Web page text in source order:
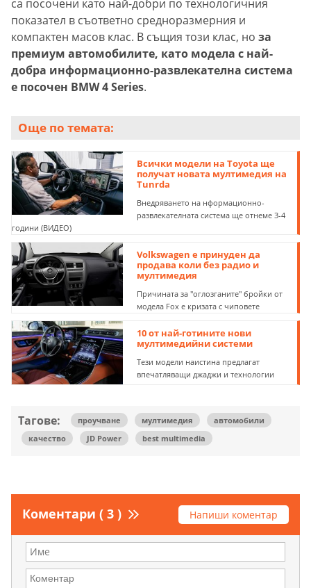
са посочени като най-добри по технологичния
показател в съответно средноразмерния и
компактен масов клас. В същия този клас, но за
премиум автомобилите, като модела с най-
добра информационно-развлекателна система
е посочен BMW 4 Series.
Още по темата:
Всички модели на Toyota ще
получат новата мултимедия на
Tunrda
Внедряването на нформационно-
развлекателната система ще отнеме 3-4
години (ВИДЕО)
Volkswagen е принуден да
продава коли без радио и
мултимедия
Причината за "оглозганите" бройки от
модела Fox е кризата с чиповете
10 от най-готините нови
мултимедийни системи
Тези модели наистина предлагат
впечатляващи джаджи и технологии
Тагове: проучване мултимедия
автомобили
качество
JD Power best multimedia
Коментари ( 3 ) Напиши коментар